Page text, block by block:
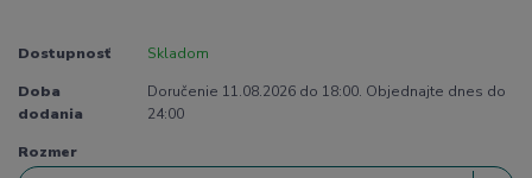
Dostupnosť Skladom
Doba
dodania
Doručenie 11.08.2026 do 18:00. Objednajte dnes do
24:00
Rozmer